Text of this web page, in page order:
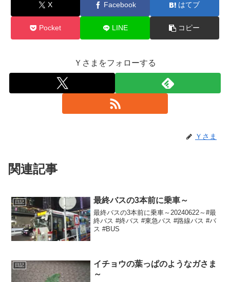
X Facebook はてブ
Pocket LINE コピー
Ｙさまをフォローする
Ｙさま
関連記事
日記 最終バスの3本前に乗車～
最終バスの3本前に乗車～20240622～#最
終バス #終バス #東急バス #路線バス #バ
ス #BUS
日記
イチョウの葉っぱのようなガさま
～